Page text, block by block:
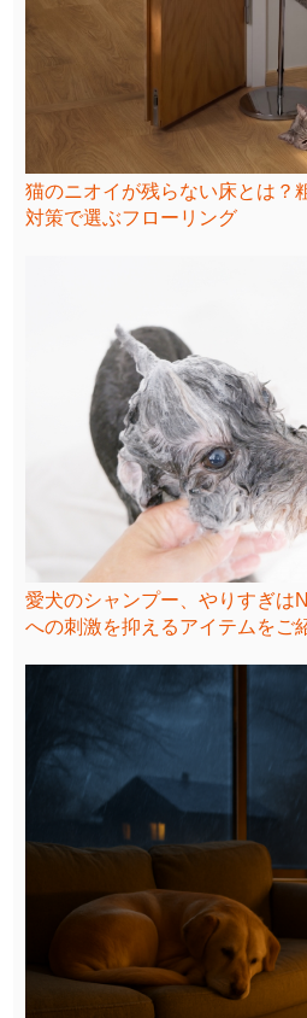
猫のニオイが残らない床とは？
対策で選ぶフローリング
愛犬のシャンプー、やりすぎは
への刺激を抑えるアイテムをご